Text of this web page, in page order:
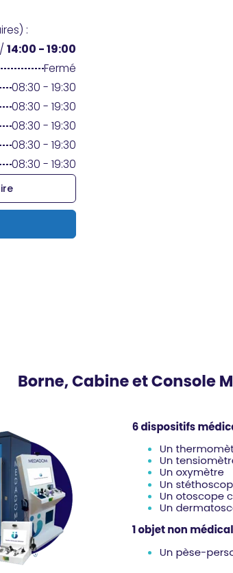
:
/ 14:00 - 19:00
Fermé
08:30 - 19:30
08:30 - 19:30
08:30 - 19:30
08:30 - 19:30
08:30 - 19:30